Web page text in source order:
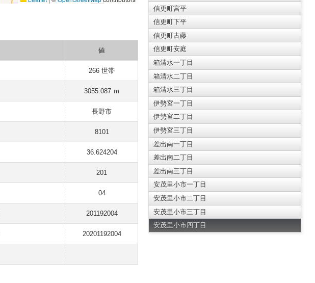
値
266 世帯
3055.087 ｍ
長野市
8101
36.624204
201
04
201192004
20201192004
信更町宮平
信更町下平
信更町古藤
信更町安庭
箱清水一丁目
箱清水二丁目
箱清水三丁目
伊勢宮一丁目
伊勢宮二丁目
伊勢宮三丁目
差出南一丁目
差出南二丁目
差出南三丁目
安茂里小市一丁目
安茂里小市二丁目
安茂里小市三丁目
安茂里小市四丁目